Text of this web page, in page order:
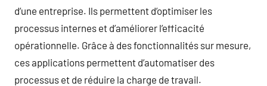
d’une entreprise. Ils permettent d’optimiser les
processus internes et d’améliorer l’efficacité
opérationnelle. Grâce à des fonctionnalités sur mesure,
ces applications permettent d’automatiser des
processus et de réduire la charge de travail.